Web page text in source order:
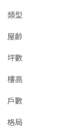
類型
屋齡
坪數
樓高
戶數
格局